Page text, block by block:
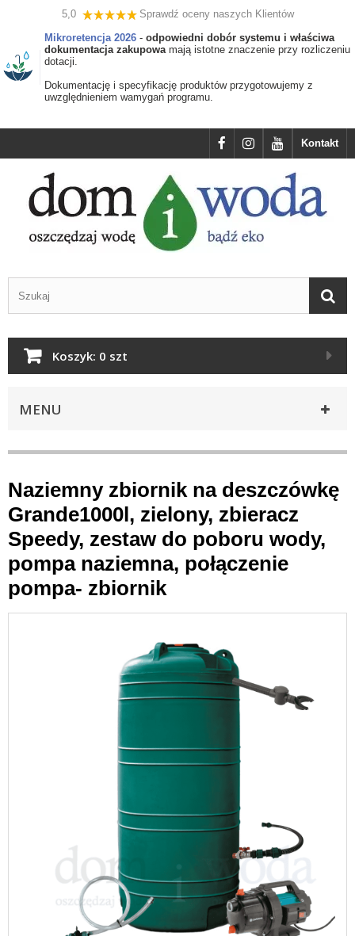
5,0
Sprawdź oceny naszych Klientów
Mikroretencja 2026 - odpowiedni dobór systemu i właściwa
dokumentacja zakupowamają istotne znaczenie przy rozliczeniu
dotacji.
Dokumentację i specyfikację produktów przygotowujemy z
uwzględnieniem wamygań programu.
Kontakt
Koszyk: 0 szt
MENU
Naziemny zbiornik na deszczówkę
Grande1000l, zielony, zbieracz
Speedy, zestaw do poboru wody,
pompa naziemna, połączenie
pompa- zbiornik